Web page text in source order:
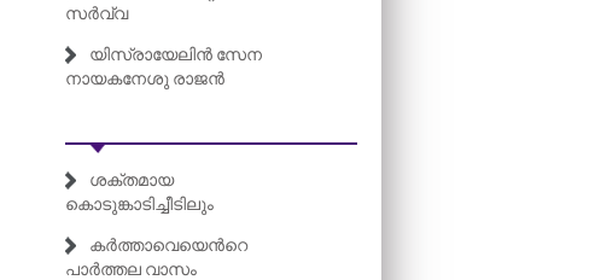
സർവ്വ
യിസ്രായേലിൻ സേന
നായകനേശു രാജൻ
ശക്തമായ
കൊടുങ്കാടിച്ചീടിലും
കർത്താവെയെന്‍റെ
പാർത്തല വാസം